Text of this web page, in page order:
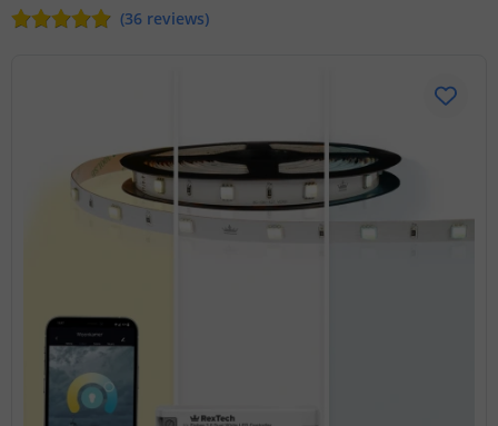
(36 reviews)